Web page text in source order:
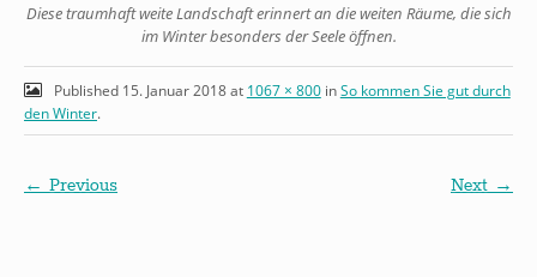
Diese traumhaft weite Landschaft erinnert an die weiten Räume, die sich
im Winter besonders der Seele öffnen.
Published 15. Januar 2018at 1067 × 800inSo kommen Sie gut durch
den Winter.
← Previous Next →